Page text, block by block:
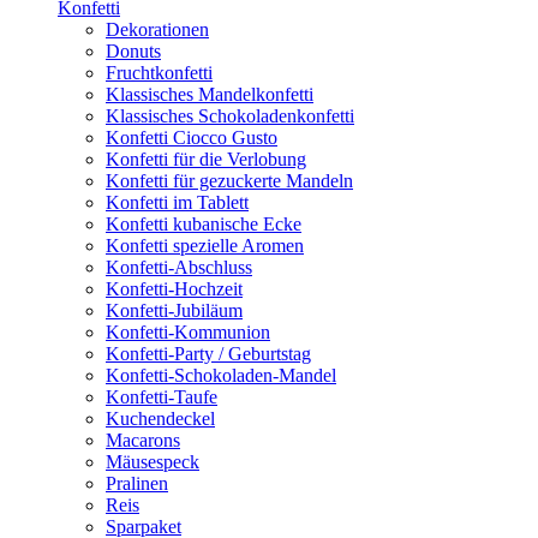
Konfetti
Dekorationen
Donuts
Fruchtkonfetti
Klassisches Mandelkonfetti
Klassisches Schokoladenkonfetti
Konfetti Ciocco Gusto
Konfetti für die Verlobung
Konfetti für gezuckerte Mandeln
Konfetti im Tablett
Konfetti kubanische Ecke
Konfetti spezielle Aromen
Konfetti-Abschluss
Konfetti-Hochzeit
Konfetti-Jubiläum
Konfetti-Kommunion
Konfetti-Party / Geburtstag
Konfetti-Schokoladen-Mandel
Konfetti-Taufe
Kuchendeckel
Macarons
Mäusespeck
Pralinen
Reis
Sparpaket